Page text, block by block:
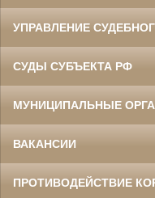
УПРАВЛЕНИЕ
СУДЫ СУБЪЕКТА РФ
МУНИЦИПАЛЬНЫЕ
ВАКАНСИИ
ПРОТИВОДЕЙСТВИЕ